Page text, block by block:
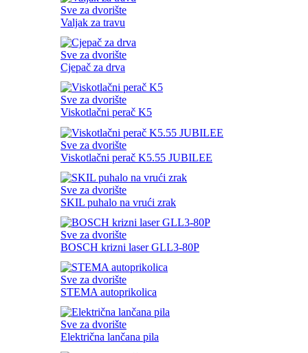
Sve za dvorište
Valjak za travu
Sve za dvorište
Cjepač za drva
Sve za dvorište
Viskotlačni perač K5
Sve za dvorište
Viskotlačni perač K5.55 JUBILEE
Sve za dvorište
SKIL puhalo na vrući zrak
Sve za dvorište
BOSCH krizni laser GLL3-80P
Sve za dvorište
STEMA autoprikolica
Sve za dvorište
Električna lančana pila